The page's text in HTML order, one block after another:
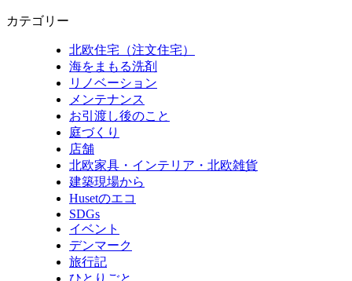
カテゴリー
北欧住宅（注文住宅）
海をまもる洗剤
リノベーション
メンテナンス
お引渡し後のこと
庭づくり
店舗
北欧家具・インテリア・北欧雑貨
建築現場から
Husetのエコ
SDGs
イベント
デンマーク
旅行記